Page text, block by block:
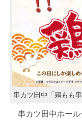
串カツ田中「鶏もも串
串カツ田中ホール